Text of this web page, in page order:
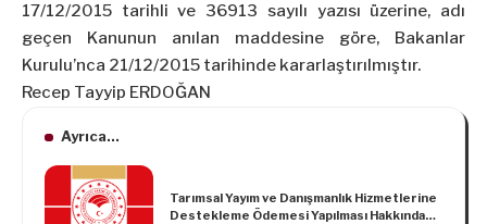
17/12/2015 tarihli ve 36913 sayılı yazısı üzerine, adı
geçen Kanunun anılan maddesine göre, Bakanlar
Kurulu’nca 21/12/2015 tarihinde kararlaştırılmıştır.
Recep Tayyip ERDOĞAN
Ayrıca...
Tarımsal Yayım ve Danışmanlık Hizmetlerine
Destekleme Ödemesi Yapılması Hakkında